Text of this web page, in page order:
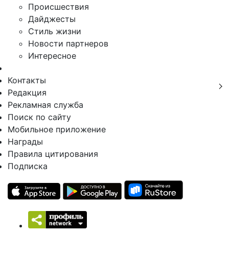
Происшествия
Дайджесты
Стиль жизни
Новости партнеров
Интересное
Контакты
Редакция
Рекламная служба
Поиск по сайту
Мобильное приложение
Награды
Правила цитирования
Подписка